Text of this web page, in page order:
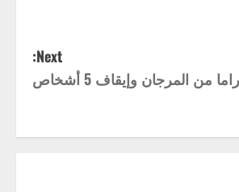
Next: